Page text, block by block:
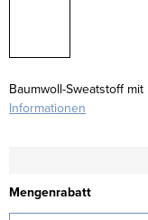
Baumwoll-Sweatstoff
Informationen
Mengenrabatt